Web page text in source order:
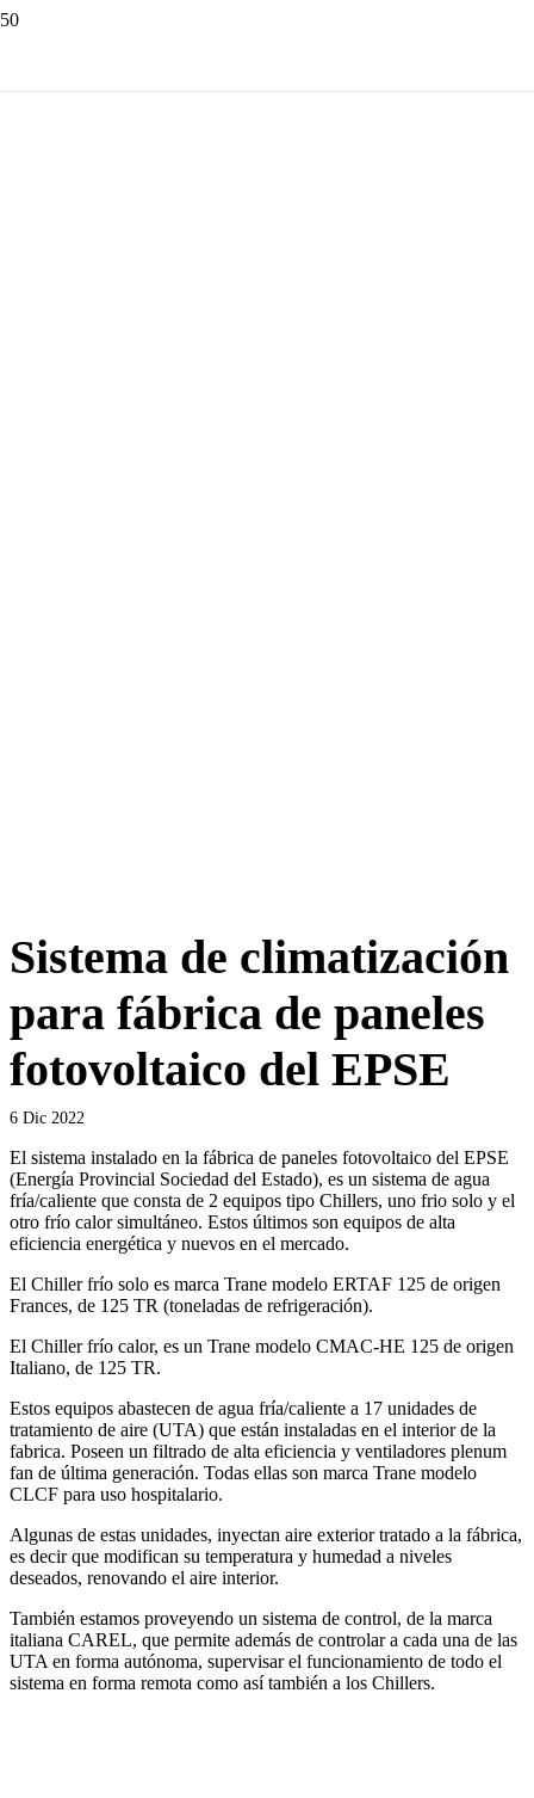
Sistema de climatización
para fábrica de paneles
fotovoltaico del EPSE
6 Dic 2022
El sistema instalado en la fábrica de paneles fotovoltaico del EPSE
(Energía Provincial Sociedad del Estado), es un sistema de agua
fría/caliente que consta de 2 equipos tipo Chillers, uno frio solo y el
otro frío calor simultáneo. Estos últimos son equipos de alta
eficiencia energética y nuevos en el mercado.
El Chiller frío solo es marca Trane modelo ERTAF 125 de origen
Frances, de 125 TR (toneladas de refrigeración).
El Chiller frío calor, es un Trane modelo CMAC-HE 125 de origen
Italiano, de 125 TR.
Estos equipos abastecen de agua fría/caliente a 17 unidades de
tratamiento de aire (UTA) que están instaladas en el interior de la
fabrica. Poseen un filtrado de alta eficiencia y ventiladores plenum
fan de última generación. Todas ellas son marca Trane modelo
CLCF para uso hospitalario.
Algunas de estas unidades, inyectan aire exterior tratado a la fábrica,
es decir que modifican su temperatura y humedad a niveles
deseados, renovando el aire interior.
También estamos proveyendo un sistema de control, de la marca
italiana CAREL, que permite además de controlar a cada una de las
UTA en forma autónoma, supervisar el funcionamiento de todo el
sistema en forma remota como así también a los Chillers.